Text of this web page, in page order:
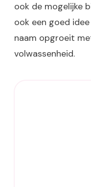
ook de mogelijke
ook een goed
naam opgroeit
volwassenheid.